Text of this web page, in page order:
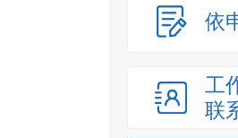
依
工
联